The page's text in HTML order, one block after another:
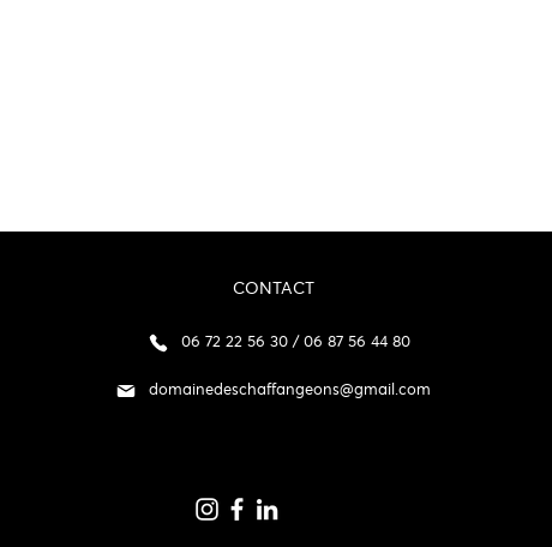
CONTACT
06 72 22 56 30 / 06 87 56 44 80
domainedeschaffangeons@gmail.com